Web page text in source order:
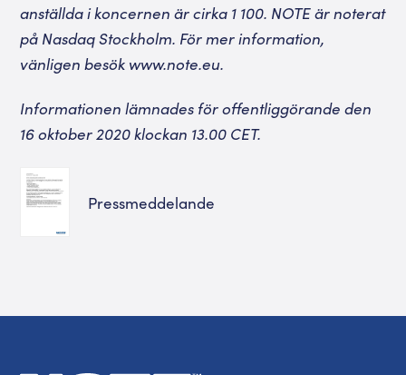
anställda i koncernen är cirka 1 100. NOTE är noterat
på Nasdaq Stockholm. För mer information,
vänligen besök www.note.eu.
Informationen lämnades för offentliggörande den
16 oktober 2020 klockan 13.00 CET.
Pressmeddelande